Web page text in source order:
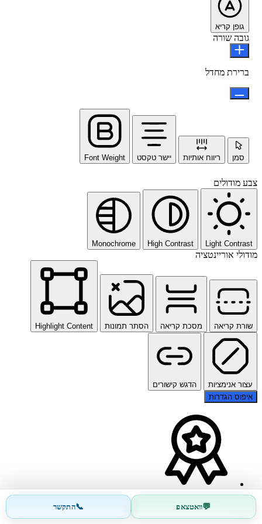
💬וואטצאפ 📞התקשר
גופן קריא
גובה שורה
ברירת מחדל
סמן ריווח אותיות יישר טקסט Font Weight
צבע מודולים
Light Contrast
High Contrast
Monochrome
מודולי אוריינטציה
שורת קריאה מסכת קריאה הסתר תמונות Highlight Content
עצור אנימציות
הדגש קישורים
איפוס הגדרות